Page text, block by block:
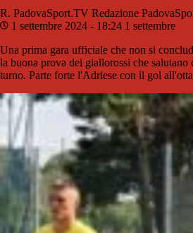
R. PadovaSport.TV Redazione
1 settembre 2024 - 18:24 1 settembre
Una prima gara ufficiale che non si
la buona prova dei giallorossi che
turno. Parte forte l'Adriese con il gol